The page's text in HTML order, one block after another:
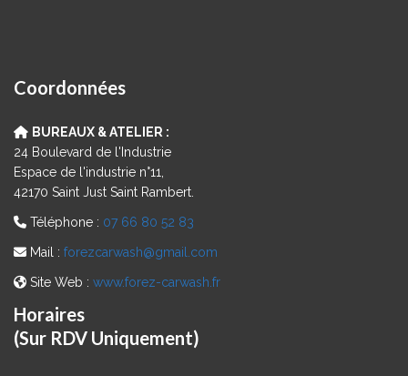
Coordonnées
BUREAUX & ATELIER :
24 Boulevard de l'Industrie
Espace de l'industrie n°11,
42170 Saint Just Saint Rambert.
Téléphone : 07 66 80 52 83
Mail : forezcarwash@gmail.com
Site Web : www.forez-carwash.fr
Horaires
(Sur RDV Uniquement)